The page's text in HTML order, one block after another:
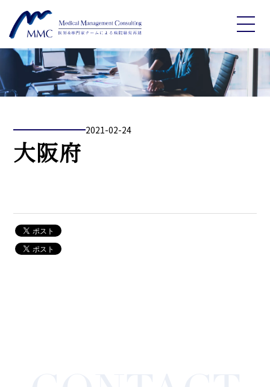
2021-02-24
大阪府